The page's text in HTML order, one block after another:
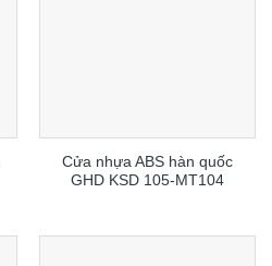
Cửa nhựa ABS hàn quốc
GHD KSD 105-MT104